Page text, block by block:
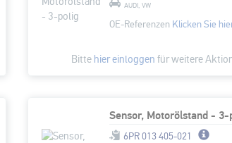
AUDI, VW
OE-Referenzen Klicken Sie
Bitte hier einloggen für weitere
Sensor, Motorölstand -
6PR 013 405-021